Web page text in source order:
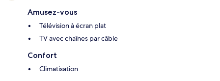
Amusez-vous
Télévision à écran plat
TV avec chaînes par câble
Confort
Climatisation